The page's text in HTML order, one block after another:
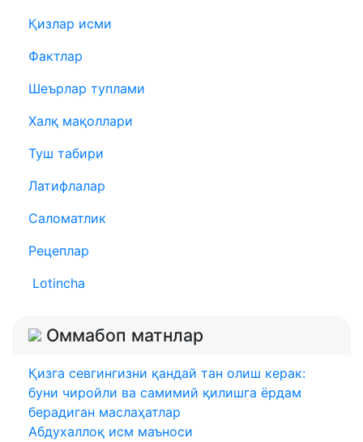
Қизлар исми
Фактлар
Шеърлар туплами
Халқ мақоллари
Туш табири
Латифлалар
Саломатлик
Рецеплар
Lotincha
Оммабоп матнлар
Қизга севгингизни қандай тан олиш керак:
буни чиройли ва самимий қилишга ёрдам
берадиган маслаҳатлар
Абдухаллоқ исм маъноси